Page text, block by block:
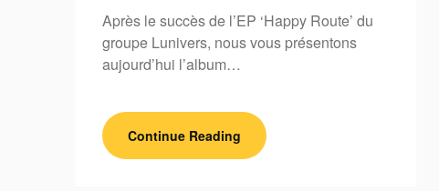
Après le succès de l’EP ‘Happy Route’ du
groupe Lunivers, nous vous présentons
aujourd’hui l’album…
Continue Reading